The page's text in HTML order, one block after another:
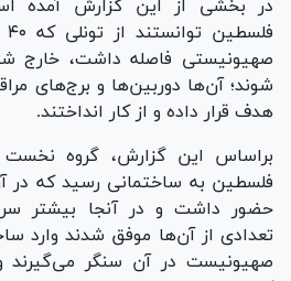
در بخشی از این گزارش آمده
شوند؛ آن‌ها دوربین‌ها و برج‌های
هدف قرار داده و از کار انداختند.
براساس این گزارش، گروه
فلسطین به ساختمانی رسید که در
حضور داشت و در آنجا بیشتر
تعدادی از آن‌ها موفق شدند وارد
صهیونیست در آن سنگر